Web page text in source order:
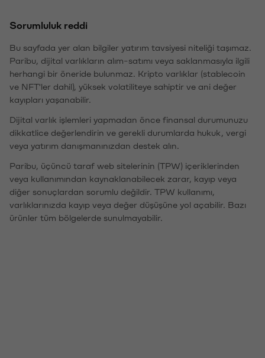
Sorumluluk reddi
Bu sayfada yer alan bilgiler yatırım tavsiyesi niteliği taşımaz.
Paribu, dijital varlıkların alım-satımı veya saklanmasıyla ilgili
herhangi bir öneride bulunmaz. Kripto varlıklar (stablecoin
ve NFT'ler dahil), yüksek volatiliteye sahiptir ve ani değer
kayıpları yaşanabilir.
Dijital varlık işlemleri yapmadan önce finansal durumunuzu
dikkatlice değerlendirin ve gerekli durumlarda hukuk, vergi
veya yatırım danışmanınızdan destek alın.
Paribu, üçüncü taraf web sitelerinin (TPW) içeriklerinden
veya kullanımından kaynaklanabilecek zarar, kayıp veya
diğer sonuçlardan sorumlu değildir. TPW kullanımı,
varlıklarınızda kayıp veya değer düşüşüne yol açabilir. Bazı
ürünler tüm bölgelerde sunulmayabilir.